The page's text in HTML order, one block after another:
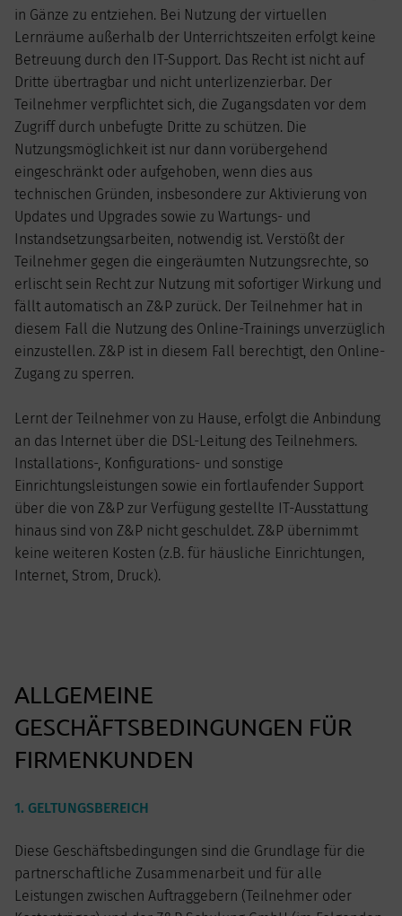
in Gänze zu entziehen. Bei Nutzung der virtuellen
Lernräume außerhalb der Unterrichtszeiten erfolgt keine
Betreuung durch den IT-Support. Das Recht ist nicht auf
Dritte übertragbar und nicht unterlizenzierbar. Der
Teilnehmer verpflichtet sich, die Zugangsdaten vor dem
Zugriff durch unbefugte Dritte zu schützen. Die
Nutzungsmöglichkeit ist nur dann vorübergehend
eingeschränkt oder aufgehoben, wenn dies aus
technischen Gründen, insbesondere zur Aktivierung von
Updates und Upgrades sowie zu Wartungs- und
Instandsetzungsarbeiten, notwendig ist. Verstößt der
Teilnehmer gegen die eingeräumten Nutzungsrechte, so
erlischt sein Recht zur Nutzung mit sofortiger Wirkung und
fällt automatisch an Z&P zurück. Der Teilnehmer hat in
diesem Fall die Nutzung des Online-Trainings unverzüglich
einzustellen. Z&P ist in diesem Fall berechtigt, den Online-
Zugang zu sperren.
Lernt der Teilnehmer von zu Hause, erfolgt die Anbindung
an das Internet über die DSL-Leitung des Teilnehmers.
Installations-, Konfigurations- und sonstige
Einrichtungsleistungen sowie ein fortlaufender Support
über die von Z&P zur Verfügung gestellte IT-Ausstattung
hinaus sind von Z&P nicht geschuldet. Z&P übernimmt
keine weiteren Kosten (z.B. für häusliche Einrichtungen,
Internet, Strom, Druck).
ALLGEMEINE
GESCHÄFTSBEDINGUNGEN FÜR
FIRMENKUNDEN
1. GELTUNGSBEREICH
Diese Geschäftsbedingungen sind die Grundlage für die
partnerschaftliche Zusammenarbeit und für alle
Leistungen zwischen Auftraggebern (Teilnehmer oder